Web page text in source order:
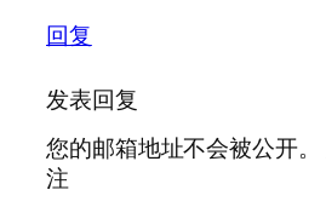
回复
发表回复
您的邮箱地址不会被公开。
注